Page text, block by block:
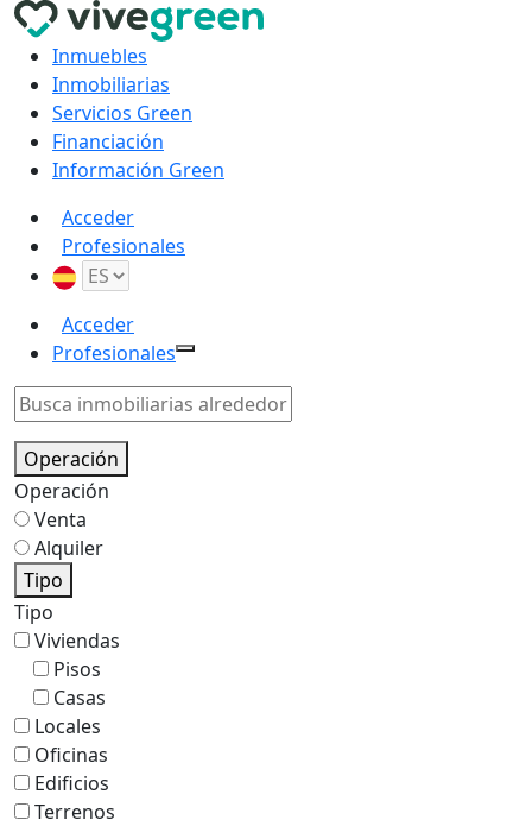
Inmuebles
Inmobiliarias
Servicios Green
Financiación
Información Green
Acceder
Profesionales
Acceder
Profesionales
Operación
Operación
Venta
Alquiler
Tipo
Tipo
Viviendas
Pisos
Casas
Locales
Oficinas
Edificios
Terrenos